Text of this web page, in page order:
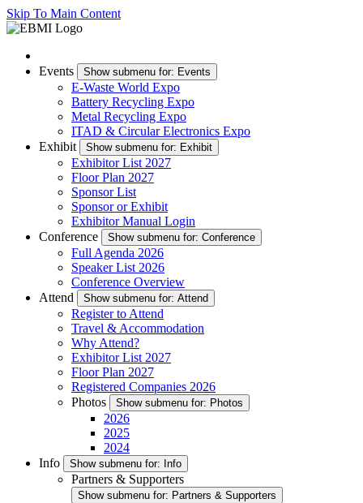
Skip To Main Content
Events Show submenu for: Events
E-Waste World Expo
Battery Recycling Expo
Metal Recycling Expo
ITAD & Circular Electronics Expo
Exhibit
Show submenu for: Exhibit
Exhibitor List 2027
Floor Plan 2027
Sponsor List
Sponsor or Exhibit
Exhibitor Manual Login
Conference
Show submenu for: Conference
Full Agenda 2026
Speaker List 2026
Conference Overview
Attend
Show submenu for: Attend
Register to Attend
Travel & Accommodation
Why Attend?
Exhibitor List 2027
Floor Plan 2027
Registered Companies 2026
Photos
Show submenu for: Photos
2026
2025
2024
Info
Show submenu for: Info
Partners & Supporters
Show submenu for: Partners & Supporters